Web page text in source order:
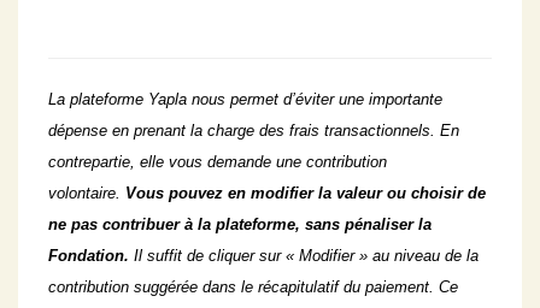
La plateforme Yapla nous permet d’éviter une importante
dépense en prenant la charge des frais transactionnels. En
contrepartie, elle vous demande une contribution
volontaire. Vous pouvez en modifier la valeur ou choisir de
ne pas contribuer à la plateforme, sans pénaliser la
Fondation. Il suffit de cliquer sur « Modifier » au niveau de la
contribution suggérée dans le récapitulatif du paiement. Ce